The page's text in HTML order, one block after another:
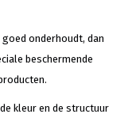
onderhoudt, dan
beschermende
kleur en de structuur